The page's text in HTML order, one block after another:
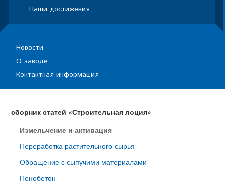
Наши достижения
Новости
О заводе
Контактная информация
сборник статей «Строительная лоция»
Измельчение и активация
Переработка растительного сырья
Обращение с сыпучими материалами
Пенобетон